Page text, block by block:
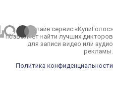
Онлайн сервис «КупиГолос»
позволяет найти лучших дикторов
для записи видео или аудио
рекламы.
Политика конфиденциальности